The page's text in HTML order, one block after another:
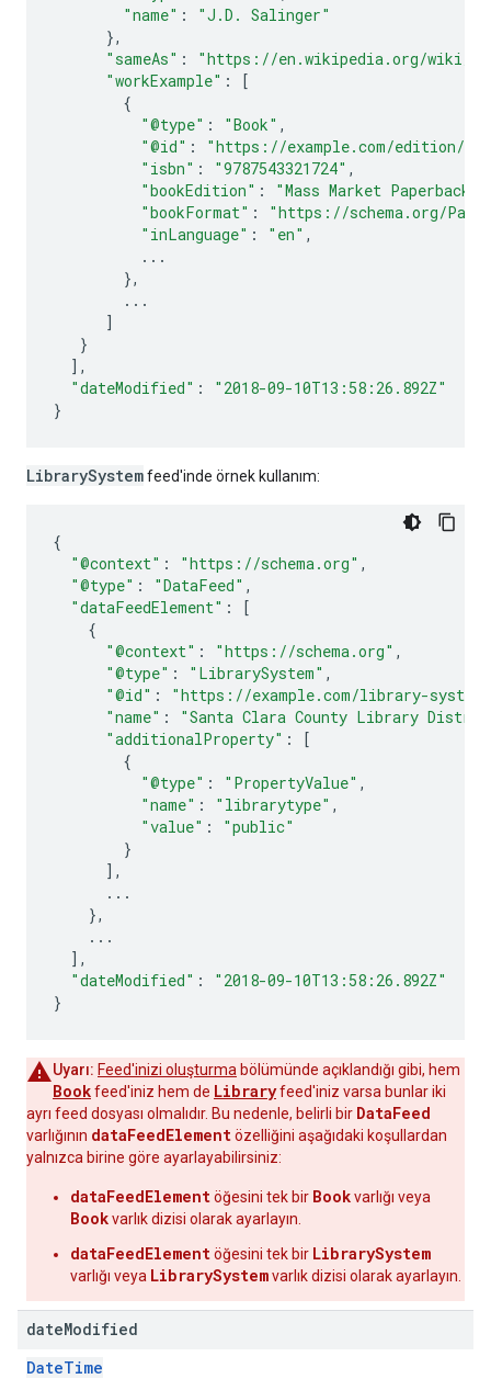
"name" :
"J.D. Salinger"
},
"sameAs" :
"https://en.wikipedia.org/wiki/
"workExample" :
[
{
"@type" : "Book" ,
"@id" :
"https://example.com/edition/
"isbn" : "9787543321724" ,
"bookEdition" : "Mass Market Paperback"
"bookFormat" :
"https://schema.org/
"inLanguage" : "en" ,
...
},
...
]
}
],
"dateModified" :
"2018-09-10T13:58:26.892Z"
}
LibrarySystemfeed'inde örnek kullanım:
{
"@context" : "https://schema.org" ,
"@type" : "DataFeed" ,
"dataFeedElement" :
[
{
"@context" : "https://schema.org" ,
"@type" : "LibrarySystem" ,
"@id" :
"https://example.com/library-
"name" :
"Santa Clara County Library
"additionalProperty" :
[
{
"@type" : "PropertyValue" ,
"name" : "librarytype" ,
"value" :
"public"
}
],
...
},
...
],
"dateModified" :
"2018-09-10T13:58:26.892Z"
}
Uyarı: Feed'inizi oluşturma bölümünde açıklandığı gibi, hem
Bookfeed'iniz hem de Libraryfeed'iniz varsa bunlar iki
ayrı feed dosyası olmalıdır. Bu nedenle, belirli bir DataFeed
varlığının dataFeedElementözelliğini aşağıdaki koşullardan
yalnızca birine göre ayarlayabilirsiniz:
dataFeedElementöğesini tek bir Bookvarlığı veya
Bookvarlık dizisi olarak ayarlayın.
dataFeedElementöğesini tek bir LibrarySystem
varlığı veya LibrarySystemvarlık dizisi olarak ayarlayın.
dateModified
DateTime